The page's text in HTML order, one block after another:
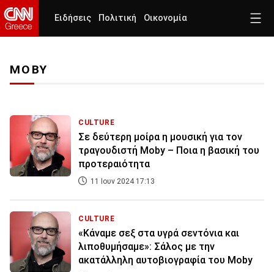
Ειδήσεις Πολιτική Οικονομία
MOBY
CULTURE
Σε δεύτερη μοίρα η μουσική για τον
τραγουδιστή Moby – Ποια η βασική του
προτεραιότητα
11 Ιουν 2024 17:13
CULTURE
«Κάναμε σεξ στα υγρά σεντόνια και
λιποθυμήσαμε»: Σάλος με την
ακατάλληλη αυτοβιογραφία του Moby